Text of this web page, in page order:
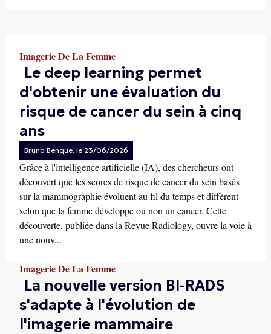
Imagerie De La Femme
Le deep learning permet
d'obtenir une évaluation du
risque de cancer du sein à cinq
ans
Bruno Benque, le 23/06/2026
Grâce à l'intelligence artificielle (IA), des chercheurs ont
découvert que les scores de risque de cancer du sein basés
sur la mammographie évoluent au fil du temps et diffèrent
selon que la femme développe ou non un cancer. Cette
découverte, publiée dans la Revue Radiology, ouvre la voie à
une nouv...
Imagerie De La Femme
La nouvelle version BI-RADS
s'adapte à l'évolution de
l'imagerie mammaire